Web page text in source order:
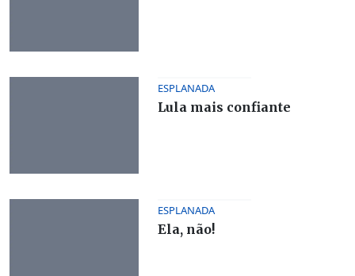
ESPLANADA
Lula mais confiante
ESPLANADA
Ela, não!